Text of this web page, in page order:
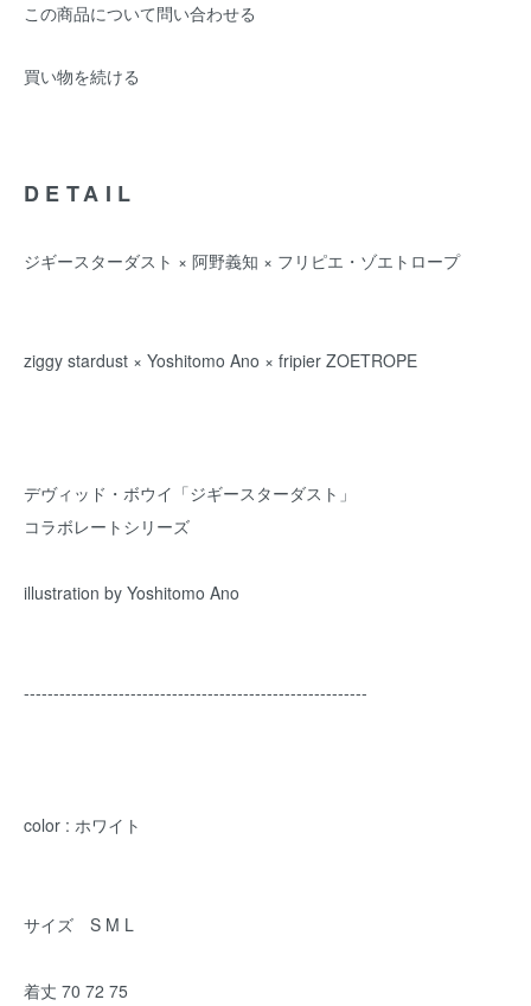
この商品について問い合わせる
買い物を続ける
DETAIL
ジギースターダスト × 阿野義知 × フリピエ・ゾエトロープ
ziggy stardust × Yoshitomo Ano × fripier ZOETROPE
デヴィッド・ボウイ「ジギースターダスト」
コラボレートシリーズ
illustration by Yoshitomo Ano
----------------------------------------------------------
color : ホワイト
サイズ S M L
着丈 70 72 75